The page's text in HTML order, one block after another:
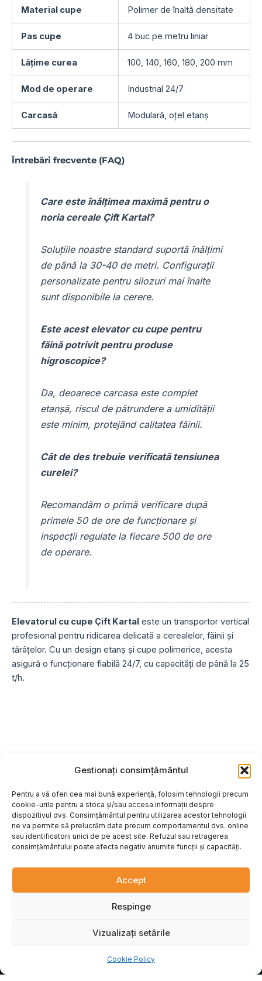
Gestionați consimțământul
Pentru a vă oferi cea mai bună experiență, folosim tehnologii precum
cookie-urile pentru a stoca și/sau accesa informații despre
dispozitivul dvs. Consimțământul pentru utilizarea acestor tehnologii
ne va permite să prelucrăm date precum comportamentul dvs. online
sau identificatorii unici de pe acest site. Refuzul sau retragerea
consimțământului poate afecta negativ anumite funcții și capacități.
Accept
Respinge
Vizualizați setările
Cookie Policy
Material cupe Polimer de înaltă densitate
Pas cupe 4 buc pe metru liniar
Lățime curea 100, 140, 160, 180, 200 mm
Mod de operare Industrial 24/7
Carcasă Modulară, oțel etanș
Întrebări frecvente (FAQ)
Care este înălțimea maximă pentru o
noria cereale Çift Kartal?
Soluțiile noastre standard suportă înălțimi
de până la 30-40 de metri. Configurații
personalizate pentru silozuri mai înalte
sunt disponibile la cerere.
Este acest elevator cu cupe pentru
făină potrivit pentru produse
higroscopice?
Da, deoarece carcasa este complet
etanșă, riscul de pătrundere a umidității
este minim, protejând calitatea făinii.
Cât de des trebuie verificată tensiunea
curelei?
Recomandăm o primă verificare după
primele 50 de ore de funcționare și
inspecții regulate la fiecare 500 de ore
de operare.
Elevatorul cu cupe Çift Kartal este un transportor vertical
profesional pentru ridicarea delicată a cerealelor, făinii și
tărâțelor. Cu un design etanș și cupe polimerice, acesta
asigură o funcționare fiabilă 24/7, cu capacități de până la 25
t/h.
ÇİFT KARTAL.UA
livrare și montaj la cheie de echipamente moderne de morărit.
Echipamente fiabile pentru afacerea dumneavoastră.